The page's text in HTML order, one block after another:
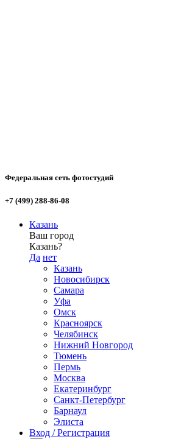
Федеральная сеть фотостудий
+7 (499) 288-86-08
Казань
Ваш город
Казань?
Да нет
Казань
Новосибирск
Самара
Уфа
Омск
Красноярск
Челябинск
Нижний Новгород
Тюмень
Пермь
Москва
Екатеринбург
Санкт-Петербург
Барнаул
Элиста
Вход / Регистрация